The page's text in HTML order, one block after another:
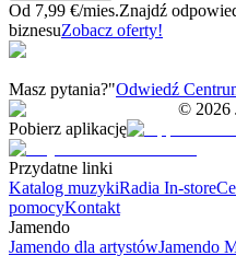
Od 7,99 €/mies.Znajdź
biznesuZobacz oferty!
Masz pytania?"Odwiedź
© 2026
Pobierz aplikację
Przydatne linki
Katalog muzykiRadia In-store
pomocyKontakt
Jamendo
Jamendo dla artystówJamendo